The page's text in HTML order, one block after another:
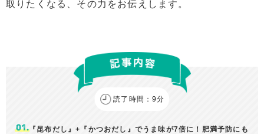
取りたくなる、その力をお伝えします。
『昆布だし』+『かつおだし』でうま味が7倍に！肥満予防にも
読了時間：9分